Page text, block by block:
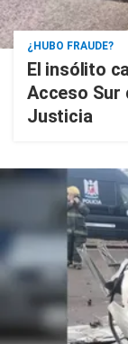
¿HUBO FRAUDE?
El insólito
Acceso Sur
Justicia